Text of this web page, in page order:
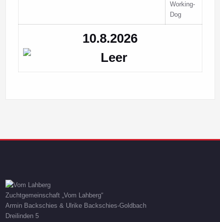
10.8.2026
Zuchtgemeinschaft „Vom Lahberg“
Armin Backschies & Ulrike Backschies-Goldbach
Dreilinden 5